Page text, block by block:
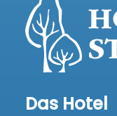
Das Hotel